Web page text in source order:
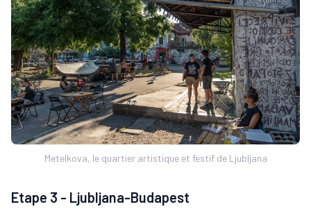
Metelkova, le quartier artistique et festif de Ljubljana
Etape 3 - Ljubljana-Budapest